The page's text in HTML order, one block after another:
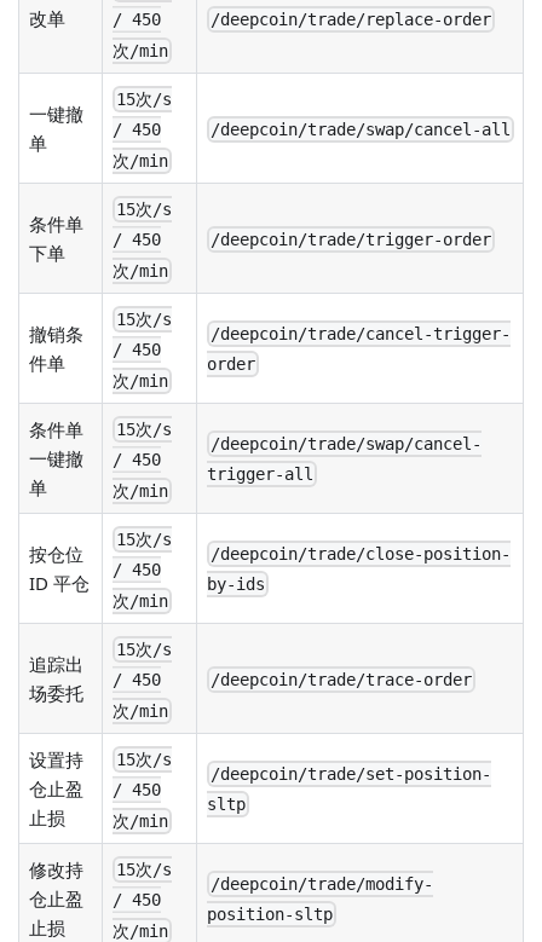
改单
/ 450
次/min
/deepcoin/trade/replace-order
一键撤
单
15次/s
/ 450
次/min
/deepcoin/trade/swap/cancel-all
条件单
下单
15次/s
/ 450
次/min
/deepcoin/trade/trigger-order
撤销条
件单
15次/s
/ 450
次/min
/deepcoin/trade/cancel-trigger-
order
条件单
一键撤
单
15次/s
/ 450
次/min
/deepcoin/trade/swap/cancel-
trigger-all
按仓位
ID 平仓
15次/s
/ 450
次/min
/deepcoin/trade/close-position-
by-ids
追踪出
场委托
15次/s
/ 450
次/min
/deepcoin/trade/trace-order
设置持
仓止盈
止损
15次/s
/ 450
次/min
/deepcoin/trade/set-position-
sltp
修改持
仓止盈
止损
15次/s
/ 450
次/min
/deepcoin/trade/modify-
position-sltp